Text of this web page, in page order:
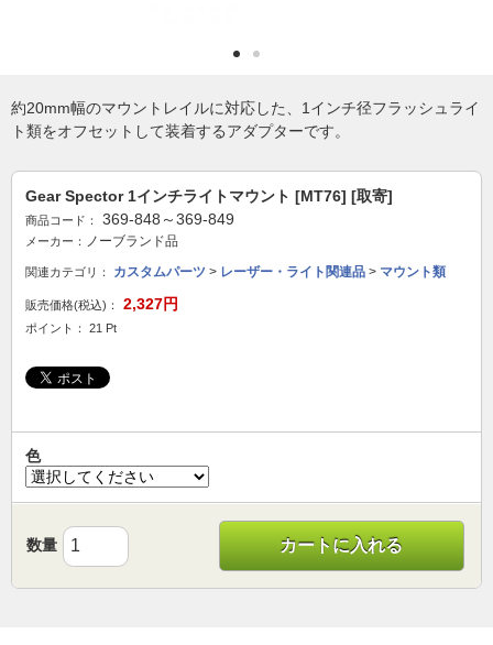
約20mm幅のマウントレイルに対応した、1インチ径フラッシュライ
ト類をオフセットして装着するアダプターです。
Gear Spector 1インチライトマウント [MT76] [取寄]
商品コード： 369-848～369-849
メーカー： ノーブランド品
関連カテゴリ： カスタムパーツ > レーザー・ライト関連品 > マウント類
販売価格(税込)： 2,327円
ポイント： 21 Pt
色
数量 カートに入れる